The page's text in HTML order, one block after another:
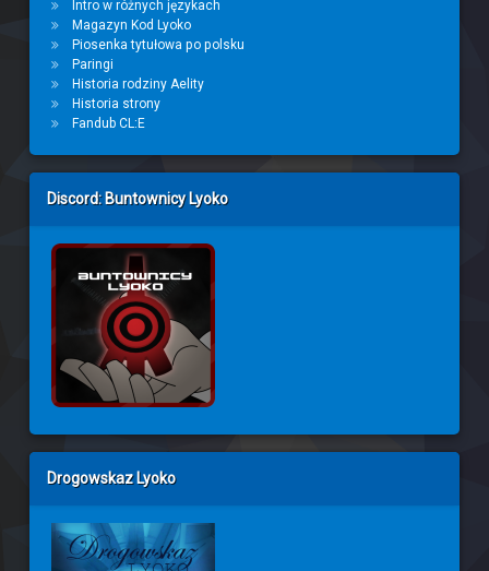
Intro w różnych językach
Magazyn Kod Lyoko
Piosenka tytułowa po polsku
Paringi
Historia rodziny Aelity
Historia strony
Fandub CL:E
Discord: Buntownicy Lyoko
Drogowskaz Lyoko